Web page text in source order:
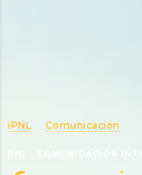
iPNL Comunicación
PNL · COMUNICACIÓN